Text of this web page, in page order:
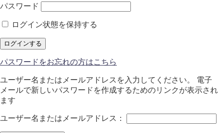
パスワード
ログイン状態を保持する
パスワードをお忘れの方はこちら
ユーザー名またはメールアドレスを入力してください。 電子
メールで新しいパスワードを作成するためのリンクが表示され
ます
ユーザー名またはメールアドレス：